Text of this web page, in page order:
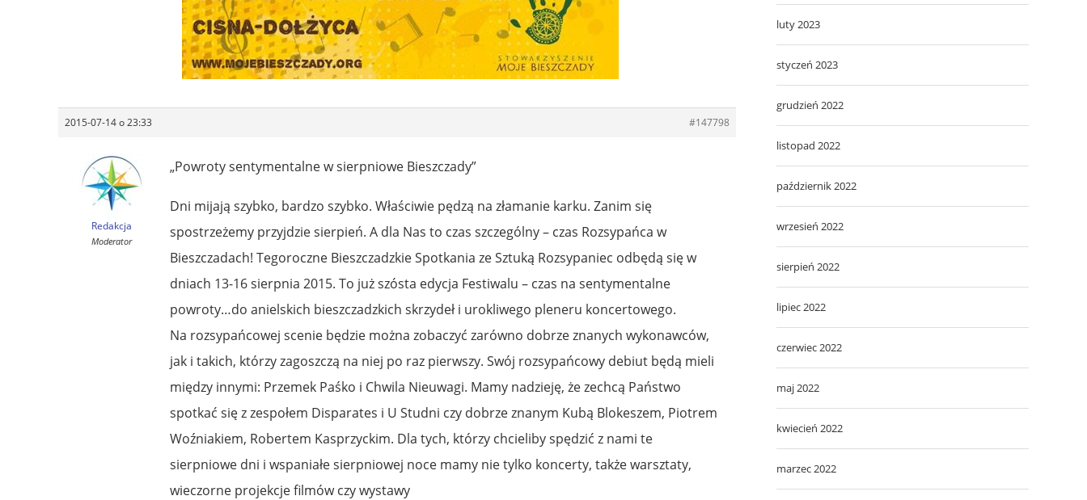
2015-07-14 o 23:33 #147798
Redakcja
Moderator
„Powroty sentymentalne w sierpniowe Bieszczady”
Dni mijają szybko, bardzo szybko. Właściwie pędzą na złamanie karku. Zanim się
spostrzeżemy przyjdzie sierpień. A dla Nas to czas szczególny – czas Rozsypańca w
Bieszczadach! Tegoroczne Bieszczadzkie Spotkania ze Sztuką Rozsypaniec odbędą się w
dniach 13-16 sierpnia 2015. To już szósta edycja Festiwalu – czas na sentymentalne
powroty…do anielskich bieszczadzkich skrzydeł i urokliwego pleneru koncertowego.
Na rozsypańcowej scenie będzie można zobaczyć zarówno dobrze znanych wykonawców,
jak i takich, którzy zagoszczą na niej po raz pierwszy. Swój rozsypańcowy debiut będą mieli
między innymi: Przemek Paśko i Chwila Nieuwagi. Mamy nadzieję, że zechcą Państwo
spotkać się z zespołem Disparates i U Studni czy dobrze znanym Kubą Blokeszem, Piotrem
Woźniakiem, Robertem Kasprzyckim. Dla tych, którzy chcieliby spędzić z nami te
sierpniowe dni i wspaniałe sierpniowej noce mamy nie tylko koncerty, także warsztaty,
wieczorne projekcje filmów czy wystawy
luty 2023
styczeń 2023
grudzień 2022
listopad 2022
październik 2022
wrzesień 2022
sierpień 2022
lipiec 2022
czerwiec 2022
maj 2022
kwiecień 2022
marzec 2022